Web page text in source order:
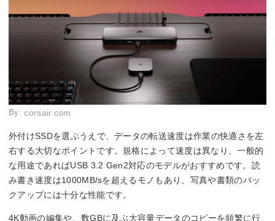
By:corsair.com
外付けSSDを選ぶうえで、データの転送速度は作業の快適さを左
右する大切なポイントです。規格によって速度は異なり、一般的
な用途であればUSB 3.2 Gen2対応のモデルがおすすめです。読
み書き速度は1000MB/sを超えるモノもあり、写真や書類のバッ
クアップには十分な性能です。
4K動画の編集や、数GBに及ぶ大容量データのコピーを頻繁に行